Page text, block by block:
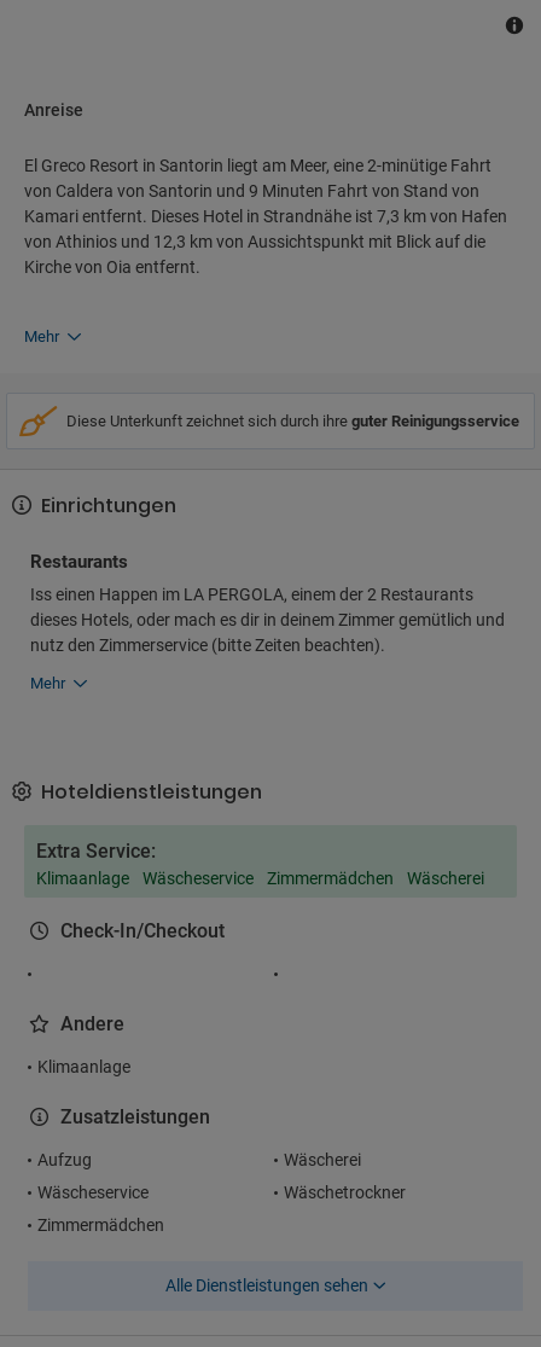
Anreise
El Greco Resort in Santorin liegt am Meer, eine 2-minütige Fahrt
von Caldera von Santorin und 9 Minuten Fahrt von Stand von
Kamari entfernt. Dieses Hotel in Strandnähe ist 7,3 km von Hafen
von Athinios und 12,3 km von Aussichtspunkt mit Blick auf die
Kirche von Oia entfernt.
Mehr
Diese Unterkunft zeichnet sich durch ihre guter Reinigungsservice
Einrichtungen
Restaurants
Iss einen Happen im LA PERGOLA, einem der 2 Restaurants
dieses Hotels, oder mach es dir in deinem Zimmer gemütlich und
nutz den Zimmerservice (bitte Zeiten beachten).
Mehr
Hoteldienstleistungen
Extra Service:
Klimaanlage Wäscheservice Zimmermädchen Wäscherei
Check-In/Checkout
Andere
Klimaanlage
Zusatzleistungen
Aufzug
Wäscherei
Wäscheservice
Wäschetrockner
Zimmermädchen
Alle Dienstleistungen sehen